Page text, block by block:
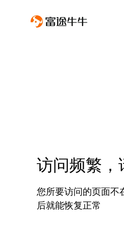
访问频繁，
您所要访问的页面不
后就能恢复正常